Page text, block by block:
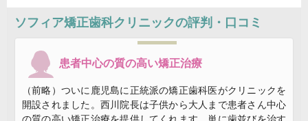
ソフィア矯正歯科クリニックの評判・口コミ
患者中心の質の高い矯正治療
（前略）ついに鹿児島に正統派の矯正歯科医がクリニックを
開設されました。西川院長は子供から大人まで患者さん中心